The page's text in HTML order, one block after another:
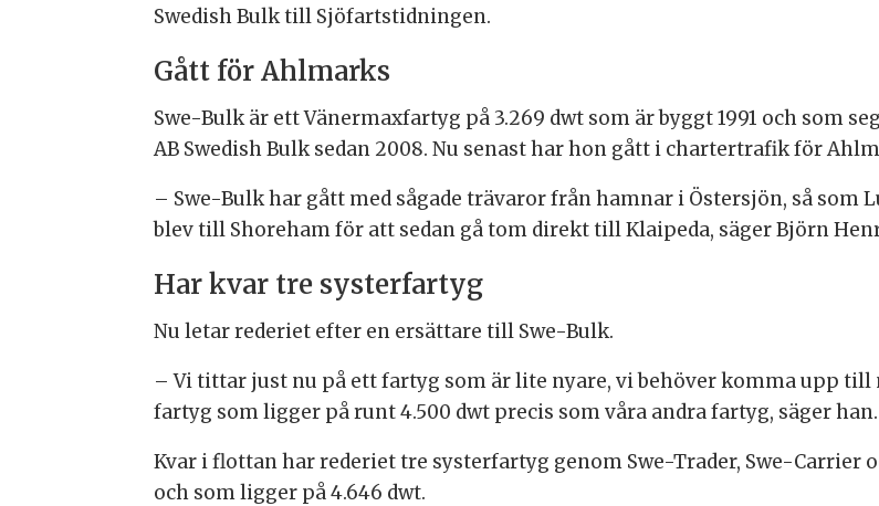
Swedish Bulk till Sjöfartstidningen.
Gått för Ahlmarks
Swe-Bulk är ett Vänermaxfartyg på 3.269 dwt som är byggt 1991 och som
AB Swedish Bulk sedan 2008. Nu senast har hon gått i chartertrafik för
– Swe-Bulk har gått med sågade trävaror från hamnar i Östersjön, så som
blev till Shoreham för att sedan gå tom direkt till Klaipeda, säger Björn
Har kvar tre systerfartyg
Nu letar rederiet efter en ersättare till Swe-Bulk.
– Vi tittar just nu på ett fartyg som är lite nyare, vi behöver komma upp
fartyg som ligger på runt 4.500 dwt precis som våra andra fartyg, säger han.
Kvar i flottan har rederiet tre systerfartyg genom Swe-Trader, Swe-Carrier
och som ligger på 4.646 dwt.